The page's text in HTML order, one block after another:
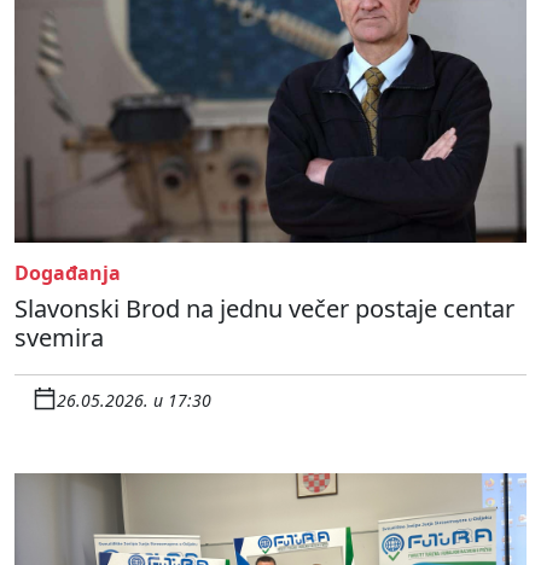
Događanja
Slavonski Brod na jednu večer postaje centar
svemira
26.05.2026. u 17:30